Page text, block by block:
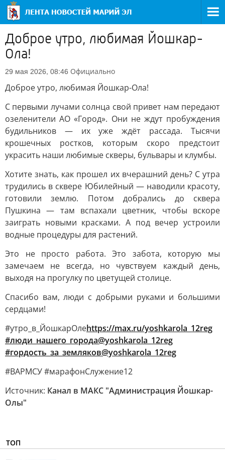
Доброе утро, любимая Йошкар-
Ола!
29 мая 2026, 08:46 Официально
Доброе утро, любимая Йошкар-Ола!
С первыми лучами солнца свой привет нам передают
озеленители АО «Город». Они не ждут пробуждения
будильников — их уже ждёт рассада. Тысячи
крошечных ростков, которым скоро предстоит
украсить наши любимые скверы, бульвары и клумбы.
Хотите знать, как прошел их вчерашний день? С утра
трудились в сквере Юбилейный — наводили красоту,
готовили землю. Потом добрались до сквера
Пушкина — там вспахали цветник, чтобы вскоре
заиграть новыми красками. А под вечер устроили
водные процедуры для растений.
Это не просто работа. Это забота, которую мы
замечаем не всегда, но чувствуем каждый день,
выходя на прогулку по цветущей столице.
Спасибо вам, люди с добрыми руками и большими
сердцами!
#утро_в_ЙошкарОлеhttps://max.ru/yoshkarola_12reg
#люди_нашего_города@yoshkarola_12reg
#гордость_за_земляков@yoshkarola_12reg
#ВАРМСУ #марафонСлужение12
Источник: Канал в МАКС "Администрация Йошкар-
Олы"
ТОП